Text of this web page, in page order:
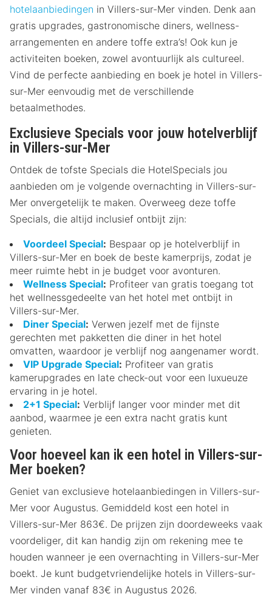
hotelaanbiedingen in Villers-sur-Mer vinden. Denk aan
gratis upgrades, gastronomische diners, wellness-
arrangementen en andere toffe extra’s! Ook kun je
activiteiten boeken, zowel avontuurlijk als cultureel.
Vind de perfecte aanbieding en boek je hotel in Villers-
sur-Mer eenvoudig met de verschillende
betaalmethodes.
Exclusieve Specials voor jouw hotelverblijf
in Villers-sur-Mer
Ontdek de tofste Specials die HotelSpecials jou
aanbieden om je volgende overnachting in Villers-sur-
Mer onvergetelijk te maken. Overweeg deze toffe
Specials, die altijd inclusief ontbijt zijn:
Voordeel Special: Bespaar op je hotelverblijf in
Villers-sur-Mer en boek de beste kamerprijs, zodat je
meer ruimte hebt in je budget voor avonturen.
Wellness Special: Profiteer van gratis toegang tot
het wellnessgedeelte van het hotel met ontbijt in
Villers-sur-Mer.
Diner Special: Verwen jezelf met de fijnste
gerechten met pakketten die diner in het hotel
omvatten, waardoor je verblijf nog aangenamer wordt.
VIP Upgrade Special: Profiteer van gratis
kamerupgrades en late check-out voor een luxueuze
ervaring in je hotel.
2+1 Special: Verblijf langer voor minder met dit
aanbod, waarmee je een extra nacht gratis kunt
genieten.
Voor hoeveel kan ik een hotel in Villers-sur-
Mer boeken?
Geniet van exclusieve hotelaanbiedingen in Villers-sur-
Mer voor Augustus. Gemiddeld kost een hotel in
Villers-sur-Mer 863€. De prijzen zijn doordeweeks vaak
voordeliger, dit kan handig zijn om rekening mee te
houden wanneer je een overnachting in Villers-sur-Mer
boekt. Je kunt budgetvriendelijke hotels in Villers-sur-
Mer vinden vanaf 83€ in Augustus 2026.